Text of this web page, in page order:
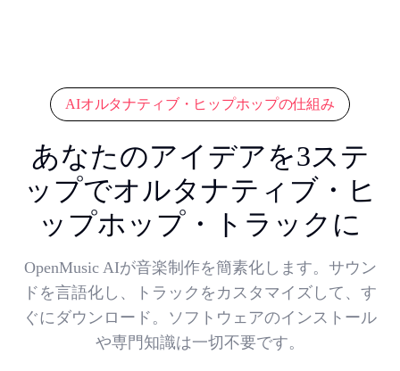
AIオルタナティブ・ヒップホップの仕組み
あなたのアイデアを3ステ
ップでオルタナティブ・ヒ
ップホップ・トラックに
OpenMusic AIが音楽制作を簡素化します。サウン
ドを言語化し、トラックをカスタマイズして、す
ぐにダウンロード。ソフトウェアのインストール
や専門知識は一切不要です。